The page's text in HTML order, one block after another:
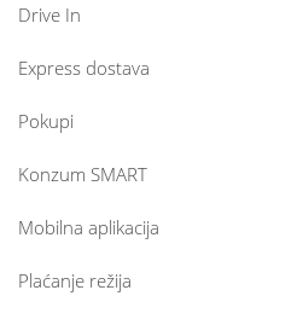
Drive In
Express dostava
Pokupi
Konzum SMART
Mobilna aplikacija
Plaćanje režija